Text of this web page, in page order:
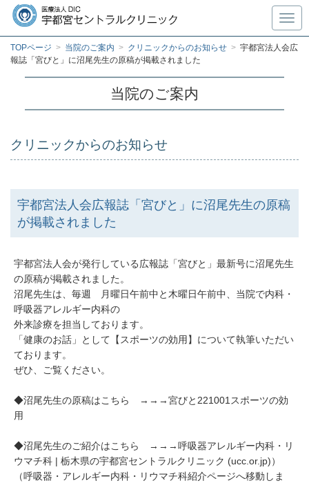
TOPページ > 当院のご案内 > クリニックからのお知らせ > 宇都宮法人会広
報誌「宮びと」に沼尾先生の原稿が掲載されました
当院のご案内
クリニックからのお知らせ
宇都宮法人会広報誌「宮びと」に沼尾先生の原稿
が掲載されました
宇都宮法人会が発行している広報誌「宮びと」最新号に沼尾先生
の原稿が掲載されました。
沼尾先生は、毎週 月曜日午前中と木曜日午前中、当院で内科・
呼吸器アレルギー内科の
外来診療を担当しております。
「健康のお話」として【スポーツの効用】について執筆いただい
ております。
ぜひ、ご覧ください。
◆沼尾先生の原稿はこちら →→→宮びと221001スポーツの効
用
◆沼尾先生のご紹介はこちら →→→呼吸器アレルギー内科・リ
ウマチ科 | 栃木県の宇都宮セントラルクリニック (ucc.or.jp)）
（呼吸器・アレルギー内科・リウマチ科紹介ページへ移動しま